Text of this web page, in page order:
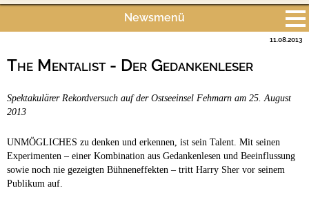
Stadtnah
Ganzjährig geöffnet
Newsmenü
Campingplätze
Camping & Caravan
The Mentalist - Der Gedankenleser
11.08.2013
Spektakulärer Rekordversuch auf der Ostseeinsel Fehmarn am 25. August
2013
UNMÖGLICHES zu denken und erkennen, ist sein Talent. Mit seinen
Experimenten – einer Kombination aus Gedankenlesen und Beeinflussung
sowie noch nie gezeigten Bühneneffekten – tritt Harry Sher vor seinem
Publikum auf.